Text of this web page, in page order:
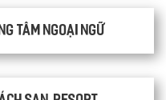
tâm ngoại ngữ